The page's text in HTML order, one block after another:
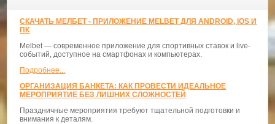
СКАЧАТЬ МЕЛБЕТ - ПРИЛОЖЕНИЕ MELBET ДЛЯ ANDROID, IOS И
ПК
Melbet — современное приложение для спортивных ставок и live-
событий, доступное на смартфонах и компьютерах.
Подробнее...
ОРГАНИЗАЦИЯ БАНКЕТА: КАК ПРОВЕСТИ ИДЕАЛЬНОЕ
МЕРОПРИЯТИЕ БЕЗ ЛИШНИХ СЛОЖНОСТЕЙ
Праздничные мероприятия требуют тщательной подготовки и
внимания к деталям.